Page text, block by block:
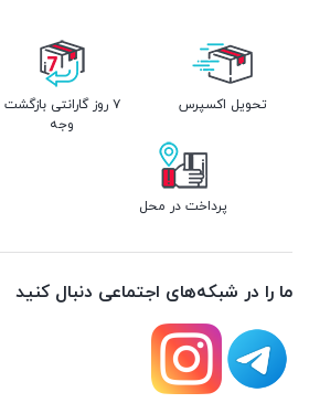
تحویل اکسپرس
۷ روز گارانتی بازگشت
وجه
پرداخت در محل
ما را در شبکه‌های اجتماعی دنبال کنید